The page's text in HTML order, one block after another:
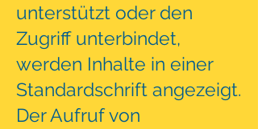
unterstützt oder den
Zugriff unterbindet,
werden Inhalte in einer
Standardschrift angezeigt.
Der Aufruf von